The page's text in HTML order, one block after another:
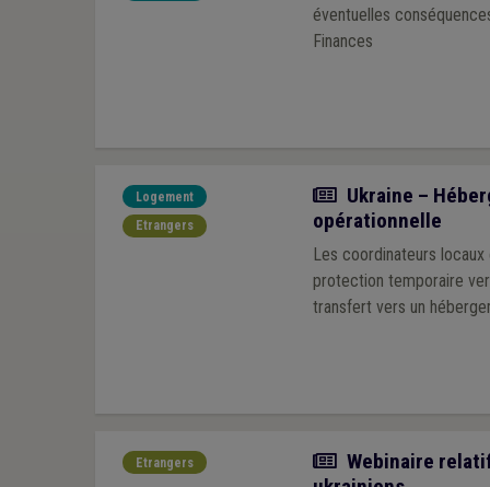
éventuelles
Finances
Logement
Etrangers
Actualité
Ukraine –
opérationnelle
Les coordinateurs
protection temporaire
transfert vers un
Etrangers Actualité
Webinaire